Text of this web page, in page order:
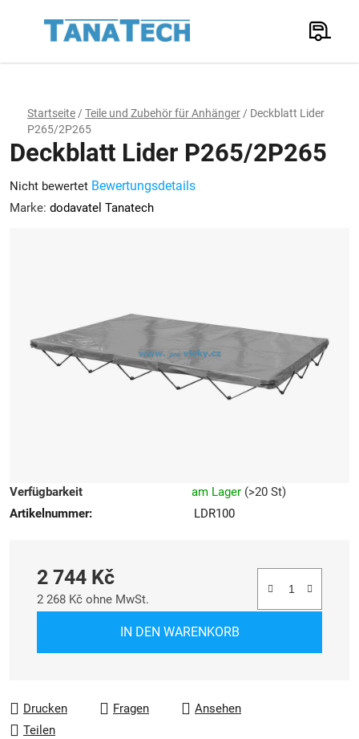
Suchen
Startseite / Teile und Zubehör für Anhänger / Deckblatt Lider
P265/2P265
Verfügbarkeit am Lager (>20 St)
Artikelnummer:
LDR100
2 744 Kč
2 268 Kč ohne MwSt.
IN DEN WARENKORB
Drucken Fragen
Ansehen
Teilen
Deckblatt Lider P265/2P265
Die
durchschnittliche
Sternen.
Nicht bewertet Bewertungsdetails
Marke: dodavatel Tanatech